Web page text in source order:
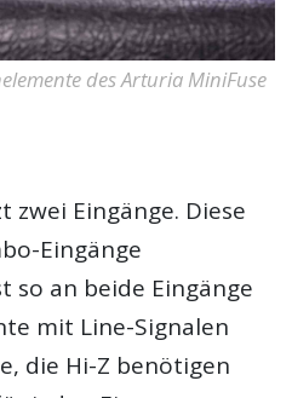
des Arturia MiniFuse
zwei Eingänge. Diese
Eingänge
so an beide Eingänge
mit Line-Signalen
die Hi-Z benötigen